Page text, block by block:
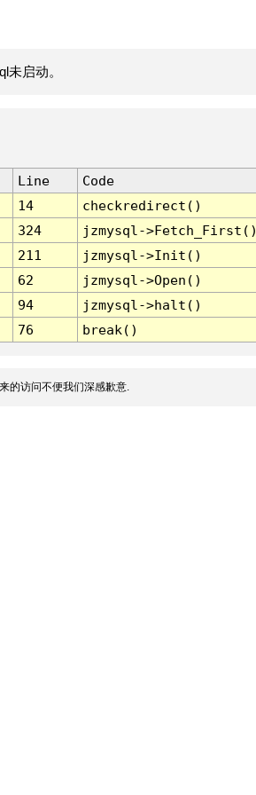
启动。
Line
Code
14
checkredirect()
324
jzmysql-
211
jzmysql->Init()
62
jzmysql->Open()
94
jzmysql->halt()
76 break()
的访问不便我们深感歉意.